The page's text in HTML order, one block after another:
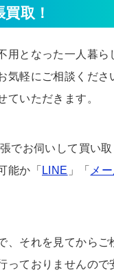
取！
となった一人暮ら
軽にご相談くださ
いただきます。
でお伺いして買い取
能か「 LINE 」「 メ
それを見てからご
ておりませんので